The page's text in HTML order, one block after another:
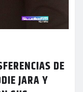
DE
JARA Y